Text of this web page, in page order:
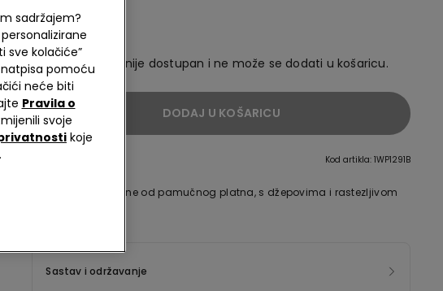
Džepovima
null
Ovaj artikl sada nije dostupan i ne može se dodati u košaricu.
DODAJ U KOŠARICU
Kod artikla: 1WP1291B
Duge hlače izrađene od pamučnog platna, s džepovima i rastezljivom
Sastav i održavanje
sadržajem?
sve kolačiće”
pomoću
neće biti
Pravila o
svoje
koje